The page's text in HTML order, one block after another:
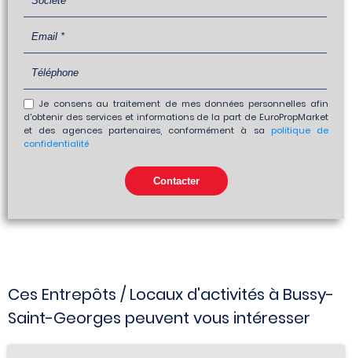
Je consens au traitement de mes données personnelles afin
d'obtenir des services et informations de la part de EuroPropMarket
et des agences partenaires, conformément à sa politique de
confidentialité
Ces Entrepôts / Locaux d'activités à Bussy-
Saint-Georges peuvent vous intéresser